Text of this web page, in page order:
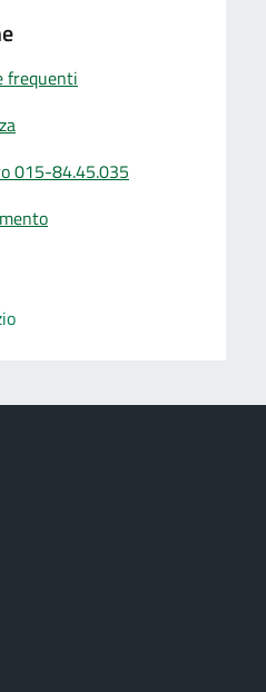
frequenti
015-84.45.035